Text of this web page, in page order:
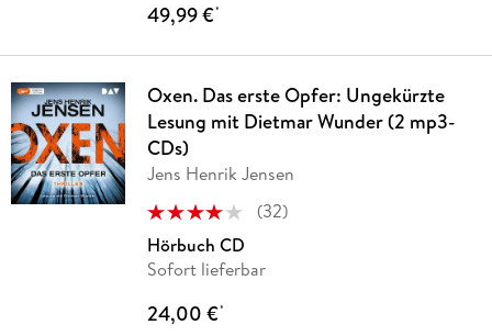
49,99 €*
Oxen. Das erste Opfer: Ungekürzte
Lesung mit Dietmar Wunder (2 mp3-
CDs)
Jens Henrik Jensen
(32)
Hörbuch CD
Sofort lieferbar
24,00 €*